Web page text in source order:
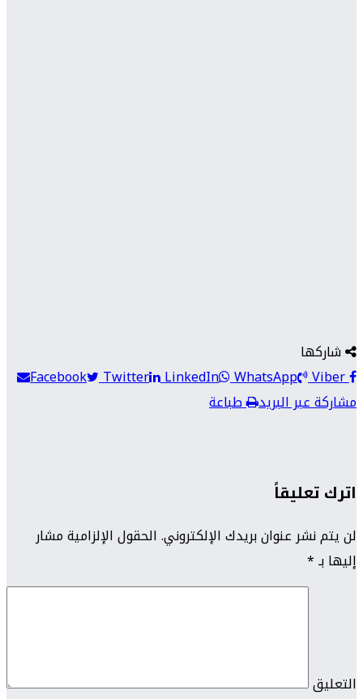
شاركها
Facebook
Twitter LinkedIn WhatsApp Viber
مشاركة عبر البريد
طباعة
اترك تعليقاً
لن يتم نشر عنوان بريدك الإلكتروني.الحقول الإلزامية مشار
إليها بـ*
التعليق